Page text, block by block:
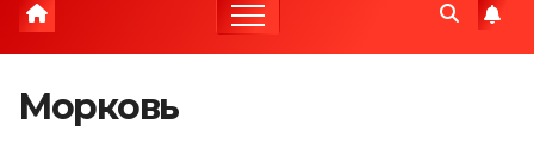
Морковь